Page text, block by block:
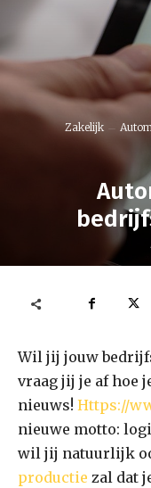
Zakelijk
Wil jij jouw
vraag jij je af hoe
nieuws! Https://
nieuwe motto:
wil jij natuurlijk
productie zal dat